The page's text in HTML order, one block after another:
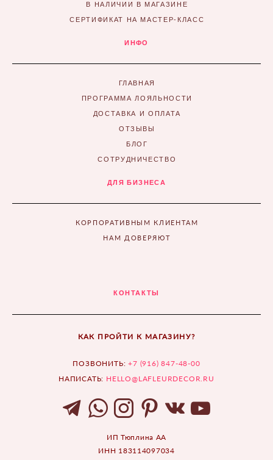
В НАЛИЧИИ В МАГАЗИНЕ
СЕРТИФИКАТ НА МАСТЕР-КЛАСС
ИНФО
ГЛАВНАЯ
ПРОГРАММА ЛОЯЛЬНОСТИ
ДОСТАВКА И ОПЛАТА
ОТЗЫВЫ
БЛОГ
СОТРУДНИЧЕСТВО
ДЛЯ БИЗНЕСА
КОРПОРАТИВНЫМ КЛИЕНТАМ
НАМ ДОВЕРЯЮТ
КОНТАКТЫ
КАК ПРОЙТИ К МАГАЗИНУ?
ПОЗВОНИТЬ:+7 (916) 847-48-00
НАПИСАТЬ: HELLO@LAFLEURDECOR.RU
ИП Тюплина АА
ИНН 183114097034